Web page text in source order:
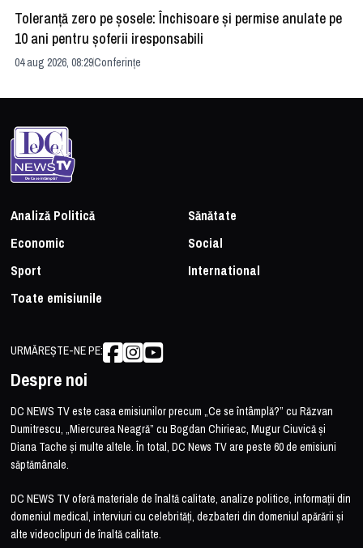
Toleranță zero pe șosele: Închisoare și permise anulate pe
10 ani pentru șoferii iresponsabili
04 aug 2026, 08:29Conferințe
Analiză Politică
Sănătate
Economic
Social
Sport
International
Toate emisiunile
URMĂREȘTE-NE PE:
Despre noi
DC NEWS TV este casa emisiunilor precum „Ce se întâmplă?” cu Răzvan
Dumitrescu, „Miercurea Neagră” cu Bogdan Chirieac, Mugur Ciuvică și
Diana Tache și multe altele. În total, DC News TV are peste 60 de emisiuni
săptămânale.
DC NEWS TV oferă materiale de înaltă calitate, analize politice, informații din
domeniul medical, interviuri cu celebrități, dezbateri din domeniul apărării și
alte videoclipuri de înaltă calitate.